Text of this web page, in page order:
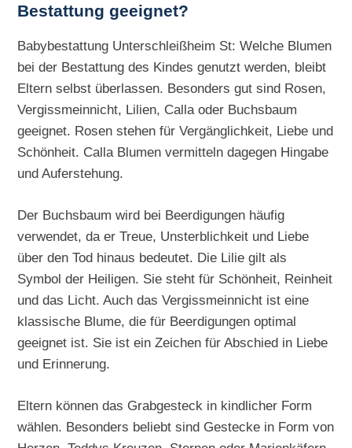
Bestattung geeignet?
Babybestattung Unterschleißheim St: Welche Blumen
bei der Bestattung des Kindes genutzt werden, bleibt
Eltern selbst überlassen. Besonders gut sind Rosen,
Vergissmeinnicht, Lilien, Calla oder Buchsbaum
geeignet. Rosen stehen für Vergänglichkeit, Liebe und
Schönheit. Calla Blumen vermitteln dagegen Hingabe
und Auferstehung.
Der Buchsbaum wird bei Beerdigungen häufig
verwendet, da er Treue, Unsterblichkeit und Liebe
über den Tod hinaus bedeutet. Die Lilie gilt als
Symbol der Heiligen. Sie steht für Schönheit, Reinheit
und das Licht. Auch das Vergissmeinnicht ist eine
klassische Blume, die für Beerdigungen optimal
geeignet ist. Sie ist ein Zeichen für Abschied in Liebe
und Erinnerung.
Eltern können das Grabgesteck in kindlicher Form
wählen. Besonders beliebt sind Gestecke in Form von